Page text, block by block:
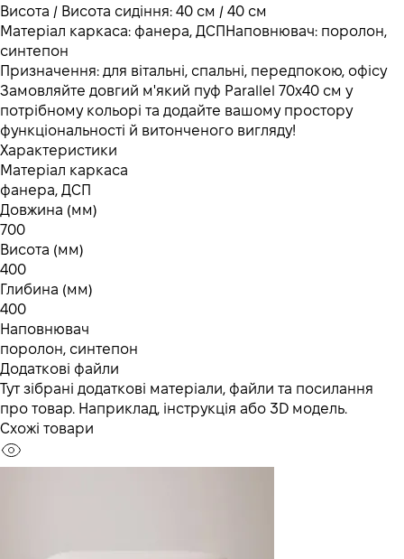
Висота / Висота сидіння: 40 см / 40 см
Матеріал каркаса: фанера, ДСПНаповнювач: поролон,
синтепон
Призначення: для вітальні, спальні, передпокою, офісу
Замовляйте довгий м'який пуф Parallel 70х40 см у
потрібному кольорі та додайте вашому простору
функціональності й витонченого вигляду!
Характеристики
Матеріал каркаса
фанера, ДСП
Довжина (мм)
700
Висота (мм)
400
Глибина (мм)
400
Наповнювач
поролон, синтепон
Додаткові файли
Тут зібрані додаткові матеріали, файли та посилання
про товар. Наприклад, інструкція або 3D модель.
Схожі товари